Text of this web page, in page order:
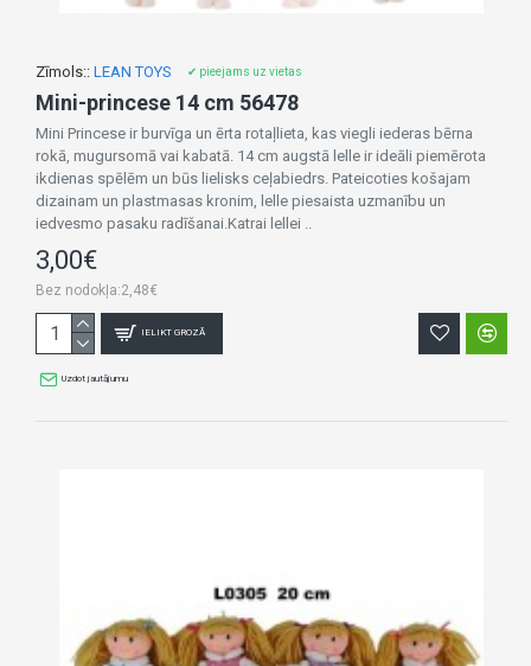
Zīmols:: LEAN TOYS ✔ pieejams uz vietas
Mini-princese 14 cm 56478
Mini Princese ir burvīga un ērta rotaļlieta, kas viegli iederas bērna
rokā, mugursomā vai kabatā. 14 cm augstā lelle ir ideāli piemērota
ikdienas spēlēm un būs lielisks ceļabiedrs. Pateicoties košajam
dizainam un plastmasas kronim, lelle piesaista uzmanību un
iedvesmo pasaku radīšanai.Katrai lellei ..
3,00€
Bez nodokļa:2,48€
IELIKT GROZĀ
Uzdot jautājumu